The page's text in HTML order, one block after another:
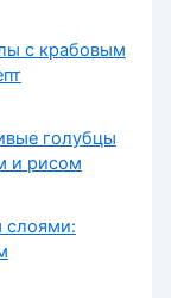
с крабовым
голубцы
и рисом
слоями: